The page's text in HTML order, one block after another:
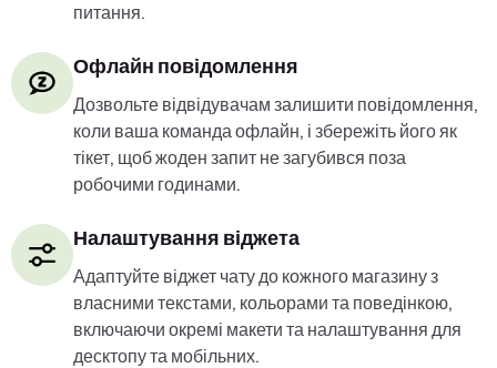
питання.
Офлайн повідомлення
Дозвольте відвідувачам залишити повідомлення,
коли ваша команда офлайн, і збережіть його як
тікет, щоб жоден запит не загубився поза
робочими годинами.
Налаштування віджета
Адаптуйте віджет чату до кожного магазину з
власними текстами, кольорами та поведінкою,
включаючи окремі макети та налаштування для
десктопу та мобільних.